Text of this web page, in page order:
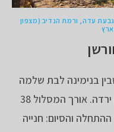
עדה, ורמת הנדיב (מצפון
בנימינה לבת שלמה
המשלב סינגלים באזור, ורחצה בעין ירדה. אורך המסלול 38
585 מ'. נקודת ההתחלה והסיום: חנייה